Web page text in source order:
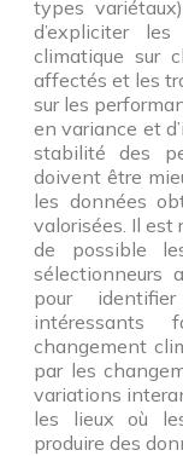
types
d’expliciter
climatique sur
affectés et les
sur les
en variance et
stabilité des
doivent être
les données
valorisées. Il est
de possible
sélectionneurs
pour
changement
par les
variations
les lieux où
produire des